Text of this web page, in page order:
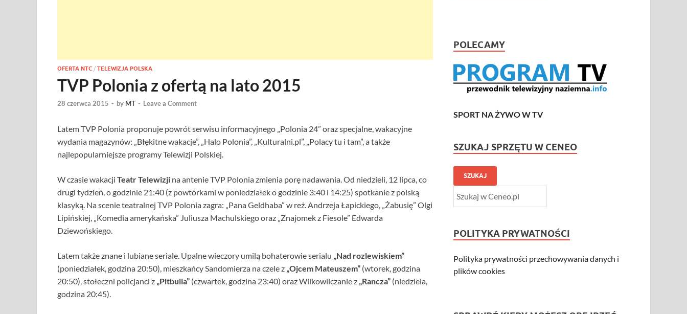
OFERTA NTC / TELEWIZJA POLSKA
TVP Polonia z ofertą na lato 2015
28 czerwca 2015 - by MT - Leave a Comment
Latem TVP Polonia proponuje powrót serwisu informacyjnego „Polonia 24” oraz specjalne, wakacyjne
wydania magazynów: „Błękitne wakacje”, „Halo Polonia”, „Kulturalni.pl”, „Polacy tu i tam”, a także
najlepopularniejsze programy Telewizji Polskiej.
W czasie wakacji Teatr Telewizji na antenie TVP Polonia zmienia porę nadawania. Od niedzieli, 12 lipca, co
drugi tydzień, o godzinie 21:40 (z powtórkami w poniedziałek o godzinie 3:40 i 14:25) spotkanie z polską
klasyką. Na scenie teatralnej TVP Polonia zagra: „Pana Geldhaba” w reż. Andrzeja Łapickiego, „Żabusię” Olgi
Lipińskiej, „Komedia amerykańska” Juliusza Machulskiego oraz „Znajomek z Fiesole” Edwarda
Dziewońskiego.
Latem także znane i lubiane seriale. Upalne wieczory umilą bohaterowie serialu „Nad rozlewiskiem”
(poniedziałek, godzina 20:50), mieszkańcy Sandomierza na czele z „Ojcem Mateuszem” (wtorek, godzina
20:50), stołeczni policjanci z „Pitbulla” (czwartek, godzina 23:40) oraz Wilkowilczanie z „Rancza” (niedziela,
godzina 20:45).
POLECAMY
SPORT NA ŻYWO W TV
SZUKAJ SPRZĘTU W CENEO
SZUKAJ
POLITYKA PRYWATNOŚCI
Polityka prywatności przechowywania danych i
plików cookies